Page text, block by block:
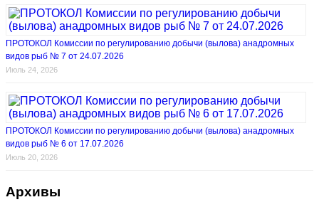
ПРОТОКОЛ Комиссии по регулированию добычи (вылова) анадромных
видов рыб № 7 от 24.07.2026
Июль 24, 2026
ПРОТОКОЛ Комиссии по регулированию добычи (вылова) анадромных
видов рыб № 6 от 17.07.2026
Июль 20, 2026
Архивы